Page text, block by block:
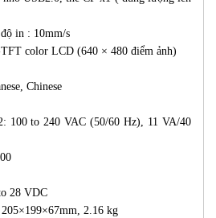
in : 10mm/s
color LCD (640 × 480 điểm ảnh)
Chinese
100 to 240 VAC (50/60 Hz), 11 VA/40
28 VDC
2.16 kg